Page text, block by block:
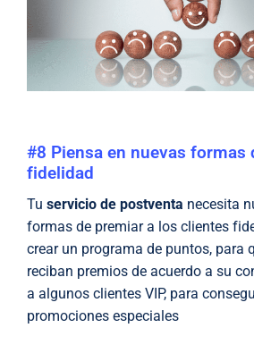
#8 Piensa en nuevas formas
fidelidad
Tu servicio de postventa necesita
formas de premiar a los clientes
crear un programa de puntos, para
reciban premios de acuerdo a su
a algunos clientes VIP, para
promociones especiales